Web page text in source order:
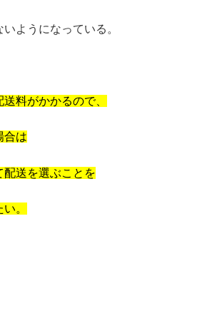
ようになっている。
料がかかるので、
合は
配送を選ぶことを
。